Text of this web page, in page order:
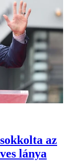
az
lánya